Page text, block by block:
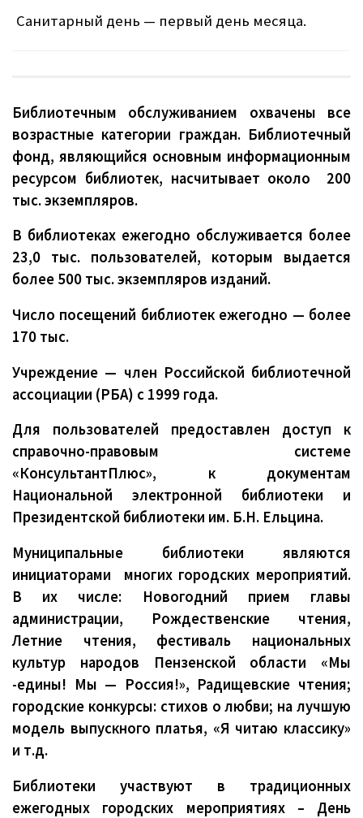
Санитарный день — первый день месяца.
Библиотечным обслуживанием охвачены все
возрастные категории граждан. Библиотечный
фонд, являющийся основным информационным
ресурсом библиотек, насчитывает около 200
тыс. экземпляров.
В библиотеках ежегодно обслуживается более
23,0 тыс. пользователей, которым выдается
более 500 тыс. экземпляров изданий.
Число посещений библиотек ежегодно — более
170 тыс.
Учреждение — член Российской библиотечной
ассоциации (РБА) с 1999 года.
Для пользователей предоставлен доступ к
справочно-правовым системе
«КонсультантПлюс», к документам
Национальной электронной библиотеки и
Президентской библиотеки им. Б.Н. Ельцина.
Муниципальные библиотеки являются
инициаторами многих городских мероприятий.
В их числе: Новогодний прием главы
администрации, Рождественские чтения,
Летние чтения, фестиваль национальных
культур народов Пензенской области «Мы
-едины! Мы — Россия!», Радищевские чтения;
городские конкурсы: стихов о любви; на лучшую
модель выпускного платья, «Я читаю классику»
и т.д.
Библиотеки участвуют в традиционных
ежегодных городских мероприятиях – День